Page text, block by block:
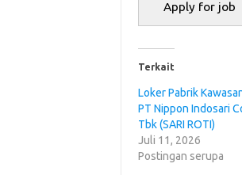
Terkait
Loker Pabrik
PT Nippon Indosari
Tbk (SARI ROTI)
Juli 11, 2026
Postingan serupa